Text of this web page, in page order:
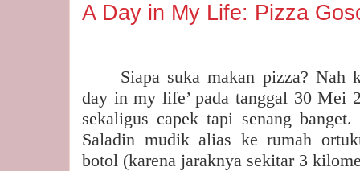
A Day in My Life: Pizza
Siapa suka makan pizza? Nah
day in my life’ pada tanggal 30 Mei
sekaligus capek tapi senang
Saladin mudik alias ke rumah
botol (karena jaraknya sekitar 3